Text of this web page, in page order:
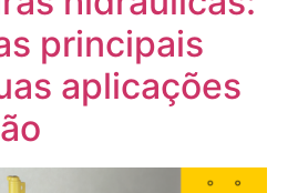
principais
aplicações